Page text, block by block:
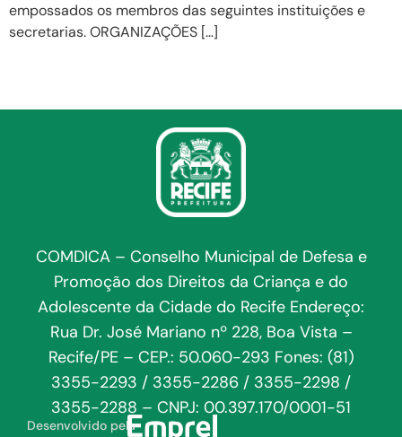
empossados os membros das seguintes instituições e
secretarias. ORGANIZAÇÕES […]
COMDICA – Conselho Municipal de Defesa e
Promoção dos Direitos da Criança e do
Adolescente da Cidade do Recife Endereço:
Rua Dr. José Mariano nº 228, Boa Vista –
Recife/PE – CEP.: 50.060-293 Fones: (81)
3355-2293 / 3355-2286 / 3355-2298 /
3355-2288 – CNPJ: 00.397.170/0001-51
Desenvolvido pela